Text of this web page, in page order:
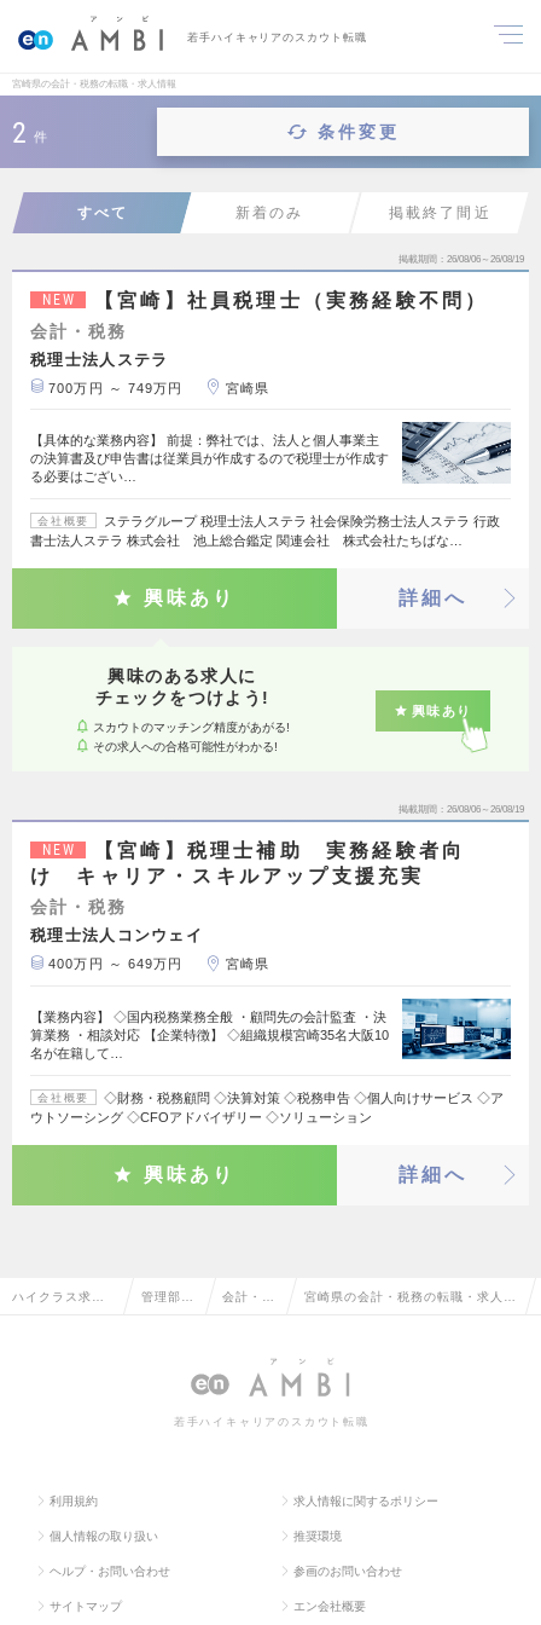
若手ハイキャリアのスカウト転職
宮崎県の会計・税務の転職・求人情報
2 件 条件変更
すべて 新着のみ 掲載終了間近
掲載期間 26/08/06～26/08/19
NEW 【宮崎】社員税理士（実務経験不問）
会計・税務
税理士法人ステラ
700万円 ～ 749万円 宮崎県
【具体的な業務内容】 前提：弊社では、法人と個人事業主
の決算書及び申告書は従業員が作成するので税理士が作成す
る必要はござい…
会社概要
ステラグループ 税理士法人ステラ 社会保険労務士法人ステラ 行政
書士法人ステラ 株式会社 池上総合鑑定 関連会社 株式会社たちばな…
興味あり 詳細へ
興味のある求人に
チェックをつけよう!
スカウトのマッチング精度があがる!
その求人への合格可能性がわかる!
興味あり
掲載期間 26/08/06～26/08/19
NEW
【宮崎】税理士補助 実務経験者向
け キャリア・スキルアップ支援充実
会計・税務
税理士法人コンウェイ
400万円 ～ 649万円 宮崎県
【業務内容】 ◇国内税務業務全般 ・顧問先の会計監査 ・決
算業務 ・相談対応 【企業特徴】 ◇組織規模宮崎35名大阪10
名が在籍して…
会社概要
◇財務・税務顧問 ◇決算対策 ◇税務申告 ◇個人向けサービス ◇ア
ウトソーシング ◇CFOアドバイザリー ◇ソリューション
興味あり 詳細へ
ハイクラス求人T 管理部門 会計・税 宮崎県の会計・税務の転職・求人情
若手ハイキャリアのスカウト転職
利用規約 求人情報に関するポリシー
個人情報の取り扱い 推奨環境
ヘルプ・お問い合わせ 参画のお問い合わせ
サイトマップ エン会社概要